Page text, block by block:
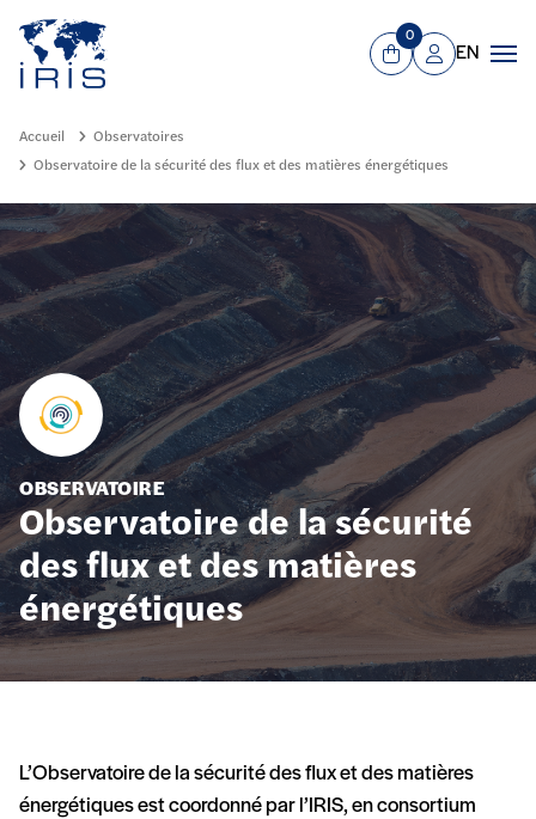
Aller au contenu principal
Panier
0
Mon compte
EN
Accueil
Observatoires
Observatoire de la sécurité des flux et des matières énergétiques
OBSERVATOIRE
Observatoire de la sécurité
des flux et des matières
énergétiques
L’Observatoire de la sécurité des flux et des matières
énergétiques est coordonné par l’IRIS, en consortium